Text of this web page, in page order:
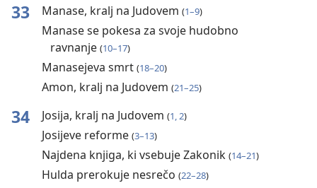
33 Manase, kralj na Judovem (1–9)
Manase se pokesa za svoje hudobno
ravnanje (10–17)
Manasejeva smrt (18–20)
Amon, kralj na Judovem (21–25)
34 Josija, kralj na Judovem (1, 2)
Josijeve reforme (3–13)
Najdena knjiga, ki vsebuje Zakonik (14–21)
Hulda prerokuje nesrečo (22–28)